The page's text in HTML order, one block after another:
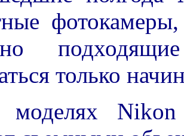
только
моделях